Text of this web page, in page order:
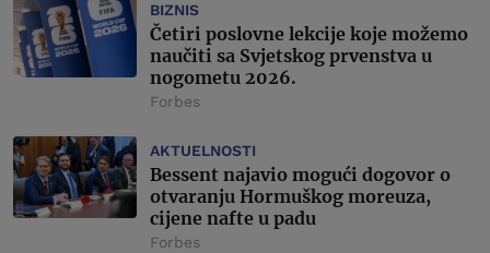
BIZNIS
Četiri poslovne lekcije koje možemo
naučiti sa Svjetskog prvenstva u
nogometu 2026.
Forbes
AKTUELNOSTI
Bessent najavio mogući dogovor o
otvaranju Hormuškog moreuza,
cijene nafte u padu
Forbes